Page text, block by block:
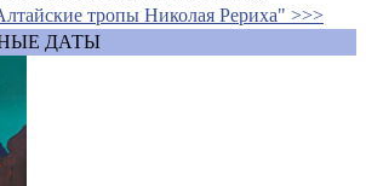
тропы Николая Рериха" >>>
ДАТЫ